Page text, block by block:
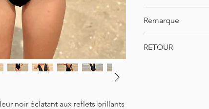
noir éclatant aux reflets brillants
Longueur : 68cm
18% élasthanne
Remarque
RETOUR